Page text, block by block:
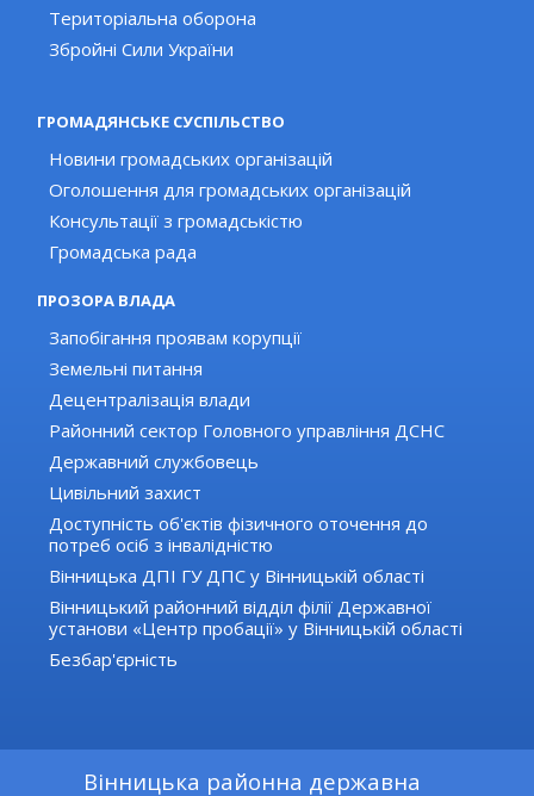
Територіальна оборона
Збройні Сили України
ГРОМАДЯНСЬКЕ СУСПІЛЬСТВО
Новини громадських організацій
Оголошення для громадських організацій
Консультації з громадськістю
Громадська рада
ПРОЗОРА ВЛАДА
Запобігання проявам корупції
Земельні питання
Децентралізація влади
Районний сектор Головного управління ДСНС
Державний службовець
Цивільний захист
Доступність об'єктів фізичного оточення до
потреб осіб з інвалідністю
Вінницька ДПІ ГУ ДПС у Вінницькій області
Вінницький районний відділ філії Державної
установи «Центр пробації» у Вінницькій області
Безбар'єрність
Вінницька районна державна